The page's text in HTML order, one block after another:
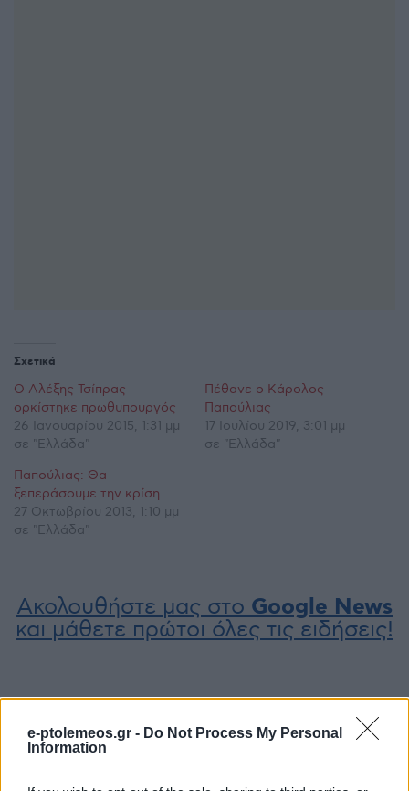
e-ptolemeos.gr - Do Not Process My Personal
Information
Σχετικά
Ο Αλέξης Τσίπρας
ορκίστηκε πρωθυπουργός
26 Ιανουαρίου 2015, 1:31 μμ
σε "Ελλάδα"
Πέθανε ο Κάρολος
Παπούλιας
17 Ιουλίου 2019, 3:01 μμ
σε "Ελλάδα"
Παπούλιας: Θα
ξεπεράσουμε την κρίση
27 Οκτωβρίου 2013, 1:10 μμ
σε "Ελλάδα"
Ακολουθήστε μας στο Google News
και μάθετε πρώτοι όλες τις ειδήσεις!